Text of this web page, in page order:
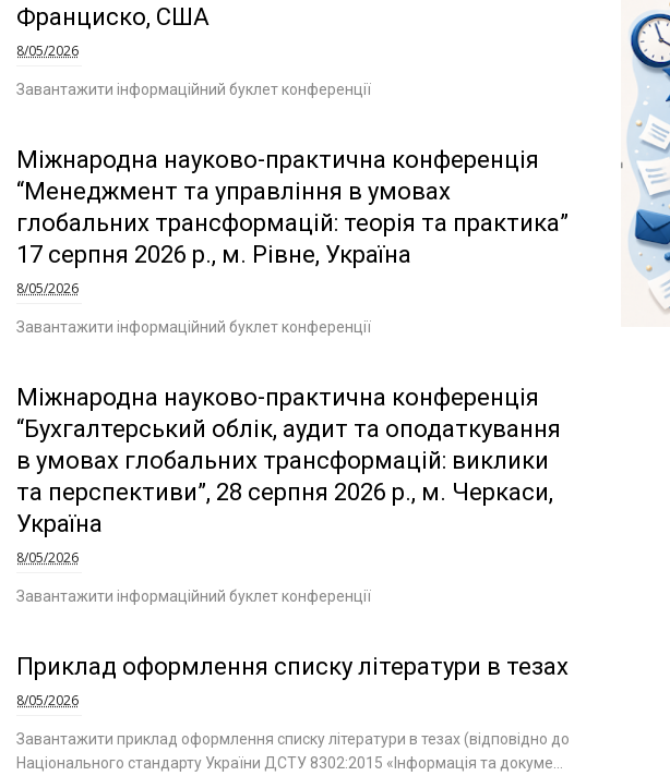
Франциско, США
8/05/2026
Завантажити інформаційний буклет конференції
Міжнародна науково-практична конференція
“Менеджмент та управління в умовах
глобальних трансформацій: теорія та практика”
17 серпня 2026 р., м. Рівне, Україна
8/05/2026
Завантажити інформаційний буклет конференції
Міжнародна науково-практична конференція
“Бухгалтерський облік, аудит та оподаткування
в умовах глобальних трансформацій: виклики
та перспективи”, 28 серпня 2026 р., м. Черкаси,
Україна
8/05/2026
Завантажити інформаційний буклет конференції
Приклад оформлення списку літератури в тезах
8/05/2026
Завантажити приклад оформлення списку літератури в тезах (відповідно до
Національного стандарту України ДСТУ 8302:2015 «Інформація та докуме...